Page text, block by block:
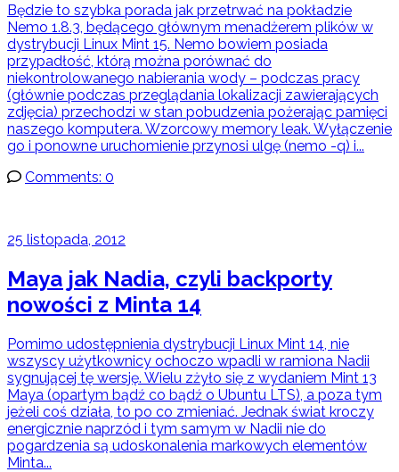
Będzie to szybka porada jak przetrwać na pokładzie
Nemo 1.8.3, będącego głównym menadżerem plików w
dystrybucji Linux Mint 15. Nemo bowiem posiada
przypadłość, którą można porównać do
niekontrolowanego nabierania wody – podczas pracy
(głównie podczas przeglądania lokalizacji zawierających
zdjęcia) przechodzi w stan pobudzenia pożerając pamięci
naszego komputera. Wzorcowy memory leak. Wyłączenie
go i ponowne uruchomienie przynosi ulgę (nemo -q) i...
Comments: 0
25 listopada, 2012
Maya jak Nadia, czyli backporty
nowości z Minta 14
Pomimo udostępnienia dystrybucji Linux Mint 14, nie
wszyscy użytkownicy ochoczo wpadli w ramiona Nadii
sygnującej tę wersję. Wielu zżyło się z wydaniem Mint 13
Maya (opartym bądź co bądź o Ubuntu LTS), a poza tym
jeżeli coś działa, to po co zmieniać. Jednak świat kroczy
energicznie naprzód i tym samym w Nadii nie do
pogardzenia są udoskonalenia markowych elementów
Minta...